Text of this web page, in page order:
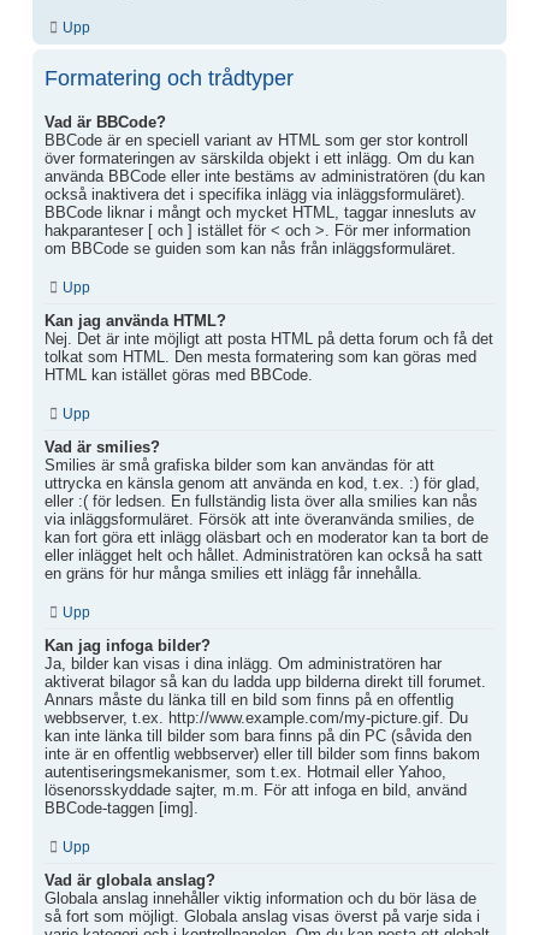
Upp
Formatering och trådtyper
Vad är BBCode?
BBCode är en speciell variant av HTML som ger stor kontroll
över formateringen av särskilda objekt i ett inlägg. Om du kan
använda BBCode eller inte bestäms av administratören (du kan
också inaktivera det i specifika inlägg via inläggsformuläret).
BBCode liknar i mångt och mycket HTML, taggar innesluts av
hakparanteser [ och ] istället för < och >. För mer information
om BBCode se guiden som kan nås från inläggsformuläret.
Upp
Kan jag använda HTML?
Nej. Det är inte möjligt att posta HTML på detta forum och få det
tolkat som HTML. Den mesta formatering som kan göras med
HTML kan istället göras med BBCode.
Upp
Vad är smilies?
Smilies är små grafiska bilder som kan användas för att
uttrycka en känsla genom att använda en kod, t.ex. :) för glad,
eller :( för ledsen. En fullständig lista över alla smilies kan nås
via inläggsformuläret. Försök att inte överanvända smilies, de
kan fort göra ett inlägg oläsbart och en moderator kan ta bort de
eller inlägget helt och hållet. Administratören kan också ha satt
en gräns för hur många smilies ett inlägg får innehålla.
Upp
Kan jag infoga bilder?
Ja, bilder kan visas i dina inlägg. Om administratören har
aktiverat bilagor så kan du ladda upp bilderna direkt till forumet.
Annars måste du länka till en bild som finns på en offentlig
webbserver, t.ex. http://www.example.com/my-picture.gif. Du
kan inte länka till bilder som bara finns på din PC (såvida den
inte är en offentlig webbserver) eller till bilder som finns bakom
autentiseringsmekanismer, som t.ex. Hotmail eller Yahoo,
lösenorsskyddade sajter, m.m. För att infoga en bild, använd
BBCode-taggen [img].
Upp
Vad är globala anslag?
Globala anslag innehåller viktig information och du bör läsa de
så fort som möjligt. Globala anslag visas överst på varje sida i